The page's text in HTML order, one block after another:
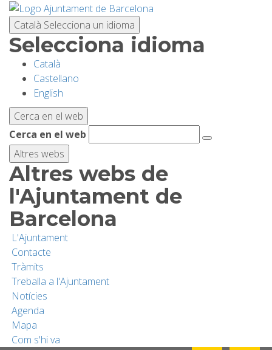
Català Selecciona un idioma
Selecciona idioma
Català
Castellano
English
Cerca en el web
Cerca en el web
Altres webs
Altres webs de
l'Ajuntament de
Barcelona
L'Ajuntament
Contacte
Tràmits
Treballa a l'Ajuntament
Notícies
Agenda
Mapa
Com s'hi va
Vés
contingut
PLANIFICA LA VISITA
BIODIVERSITAT
ACTIVITATS
ESCOLES
RECERCA I CONSERVACIÓ
SOSTENIBILITAT
COL·LABORA
FUNDACIÓ